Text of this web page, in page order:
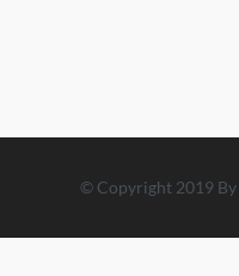
© Copyright 2019 By